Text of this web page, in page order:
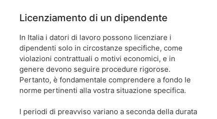
Licenziamento di un dipendente
In Italia i datori di lavoro possono licenziare i
dipendenti solo in circostanze specifiche, come
violazioni contrattuali o motivi economici, e in
genere devono seguire procedure rigorose.
Pertanto, è fondamentale comprendere a fondo le
norme pertinenti alla vostra situazione specifica.
I periodi di preavviso variano a seconda della durata